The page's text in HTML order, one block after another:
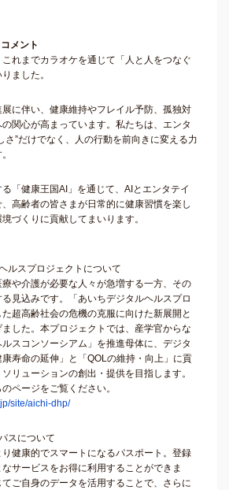
メント
れまでカラオケを通じて「人と人をつなぐ
ました。
に伴い、健康維持やフレイル予防、孤独対
関心が高まっています。私たちは、エンタ
さ”だけでなく、人の行動を前向きに変える力
「健康王国AI」を通じて、AIとエンタテイ
高齢者の皆さまが日常的に健康習慣を楽し
づくりに貢献してまいります。
ルスプロジェクトについて
や介護が必要な人々が急増する一方、その
見込みです。「あいちデジタルヘルスプロ
超高齢社会の危機の克服に向けた新展開と
した。本プロジェクトでは、産学官からな
スコンソーシアム」を推進母体に、デジタ
寿命の延伸」と「QOLの維持・向上」に貢
リューションの創出・提供を目指します。
ページをご覧ください。
site/aichi-dhp/
スについて
健康的でスマートになるパスポート。登録
サービスをお得に利用することができま
ご自身のデータを活用することで、さらに